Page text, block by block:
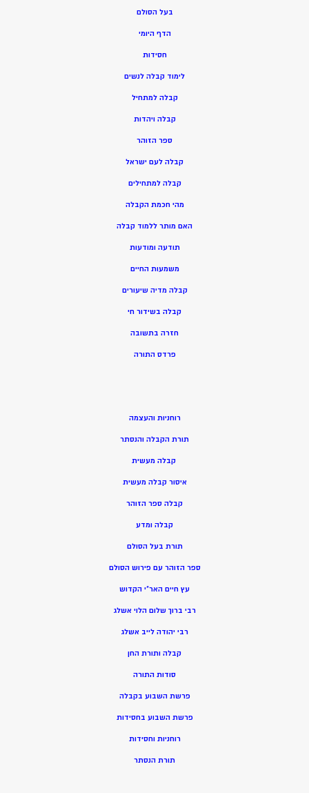
בעל הסולם
הדף היומי
חסידות
לימוד קבלה לנשים
קבלה למתחיל
קבלה ויהדות
ספר הזוהר
קבלה לעם ישראל
קבלה למתחילים
מהי חכמת הקבלה
האם מותר ללמוד קבלה
תודעה ומודעות
משמעות החיים
קבלה מדיה שיעורים
קבלה בשידור חי
חזרה בתשובה
פרדס התורה
רוחניות והעצמה
תורת הקבלה והנסתר
קבלה מעשית
איסור קבלה מעשית
קבלה ספר הזוהר
קבלה ומדע
תורת בעל הסולם
ספר הזוהר עם פירוש הסולם
עץ חיים האר”י הקדוש
רבי ברוך שלום הלוי אשלג
רבי יהודה לייב אשלג
קבלה ותורת החן
סודות התורה
פרשת השבוע בקבלה
פרשת השבוע בחסידות
רוחניות וחסידות
תורת הנסתר